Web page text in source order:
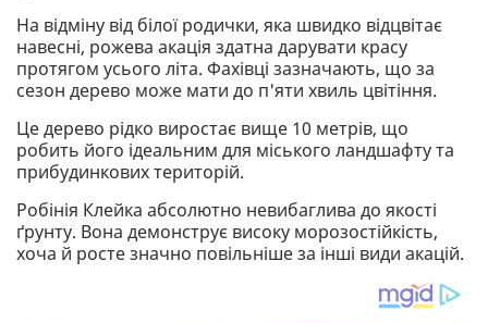
На відміну від білої родички, яка швидко відцвітає
навесні, рожева акація здатна дарувати красу
протягом усього літа. Фахівці зазначають, що за
сезон дерево може мати до п'яти хвиль цвітіння.
Це дерево рідко виростає вище 10 метрів, що
робить його ідеальним для міського ландшафту та
прибудинкових територій.
Робінія Клейка абсолютно невибаглива до якості
ґрунту. Вона демонструє високу морозостійкість,
хоча й росте значно повільніше за інші види акацій.